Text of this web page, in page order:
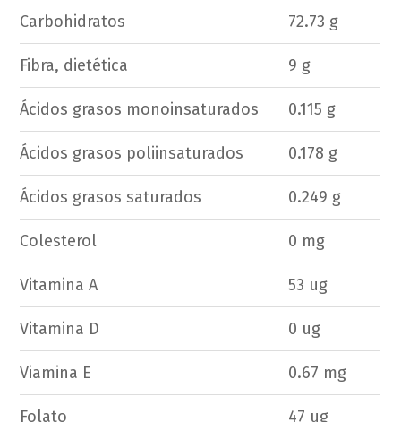
Carbohidratos 72.73 g
Fibra, dietética 9 g
Ácidos grasos monoinsaturados 0.115 g
Ácidos grasos poliinsaturados 0.178 g
Ácidos grasos saturados 0.249 g
Colesterol 0 mg
Vitamina A 53 ug
Vitamina D 0 ug
Viamina E 0.67 mg
Folato 47 ug